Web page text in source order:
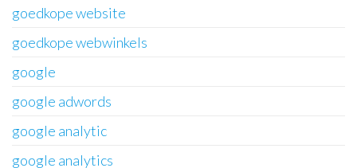
goedkope website
goedkope webwinkels
google
google adwords
google analytic
google analytics